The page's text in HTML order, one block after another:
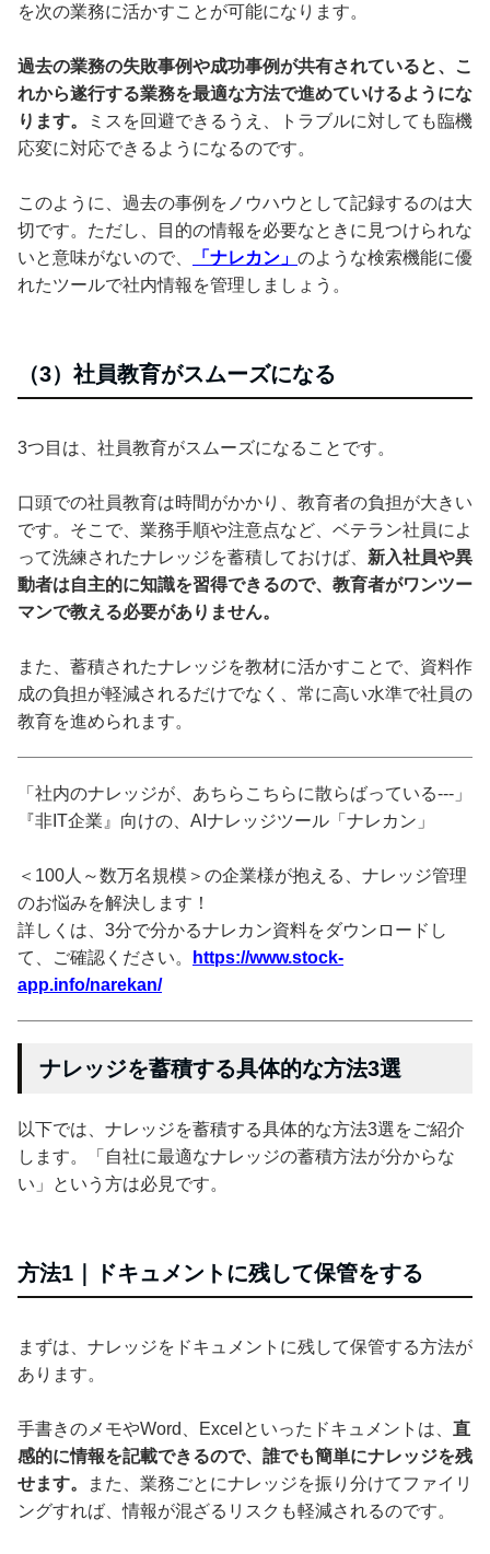
を次の業務に活かすことが可能になります。
過去の業務の失敗事例や成功事例が共有されていると、こ
れから遂行する業務を最適な方法で進めていけるようにな
ります。
ミスを回避できるうえ、トラブルに対しても臨機
応変に対応できるようになるのです。
このように、過去の事例をノウハウとして記録するのは大
切です。ただし、目的の情報を必要なときに見つけられな
いと意味がないので、
「ナレカン」 のような検索機能に優
れたツールで社内情報を管理しましょう。
（3）社員教育がスムーズになる
3つ目は、社員教育がスムーズになることです。
口頭での社員教育は時間がかかり、教育者の負担が大きい
です。そこで、業務手順や注意点など、ベテラン社員によ
って洗練されたナレッジを蓄積しておけば、 新入社員や異
動者は自主的に知識を習得できるので、教育者がワンツー
マンで教える必要がありません。
また、蓄積されたナレッジを教材に活かすことで、資料作
成の負担が軽減されるだけでなく、常に高い水準で社員の
教育を進められます。
「社内のナレッジが、あちらこちらに散らばっている---」
『非IT企業』向けの、AIナレッジツール「ナレカン」
＜100人～数万名規模＞の企業様が抱える、ナレッジ管理
のお悩みを解決します！
詳しくは、3分で分かるナレカン資料をダウンロードし
て、ご確認ください。
https://www.stock-
app.info/narekan/
ナレッジを蓄積する具体的な方法3選
以下では、ナレッジを蓄積する具体的な方法3選をご紹介
します。「自社に最適なナレッジの蓄積方法が分からな
い」という方は必見です。
方法1｜ドキュメントに残して保管をする
まずは、ナレッジをドキュメントに残して保管する方法が
あります。
手書きのメモやWord、Excelといったドキュメントは、 直
感的に情報を記載できるので、誰でも簡単にナレッジを残
せます。
また、業務ごとにナレッジを振り分けてファイリ
ングすれば、情報が混ざるリスクも軽減されるのです。